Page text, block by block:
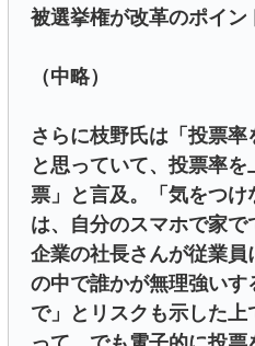
被選挙権が改革のポイン
（中略）
さらに枝野氏は「投票
と思っていて、投票率
票」と言及。「気をつ
は、自分のスマホで家で
企業の社長さんが従業
の中で誰かが無理強い
で」とリスクも示した